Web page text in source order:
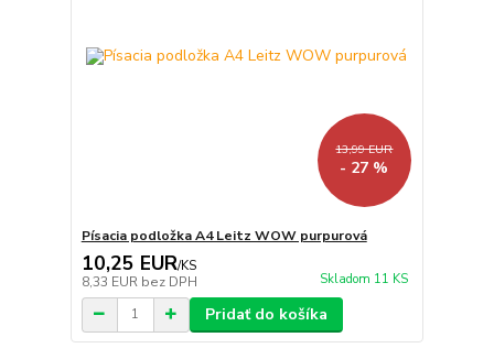
13,99 EUR
- 27 %
Písacia podložka A4 Leitz WOW purpurová
10,25 EUR/KS
8,33 EUR bez DPH Skladom 11 KS
Pridať do košíka